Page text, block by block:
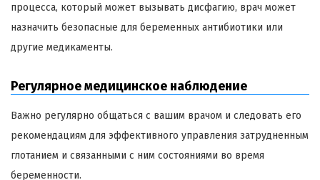
процесса, который может вызывать дисфагию, врач может
назначить безопасные для беременных антибиотики или
другие медикаменты.
Регулярное медицинское наблюдение
Важно регулярно общаться с вашим врачом и следовать его
рекомендациям для эффективного управления затрудненным
глотанием и связанными с ним состояниями во время
беременности.